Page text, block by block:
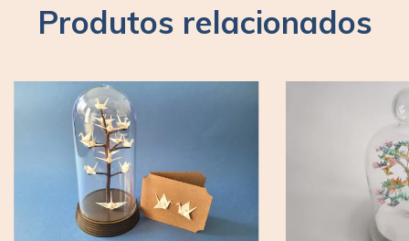
Produtos relacionados